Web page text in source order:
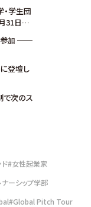
学生団
31日ま
参加 ──
登壇し
で次のス
ド#女性起業家
ーシップ学部
#Global Pitch Tour